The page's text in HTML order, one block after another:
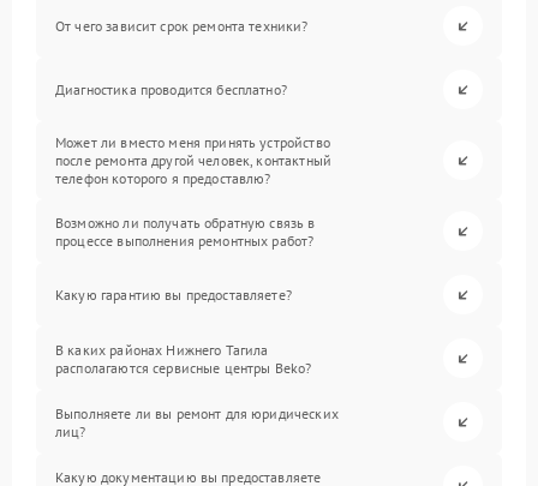
От чего зависит срок ремонта техники?
Диагностика проводится бесплатно?
Может ли вместо меня принять устройство
после ремонта другой человек, контактный
телефон которого я предоставлю?
Возможно ли получать обратную связь в
процессе выполнения ремонтных работ?
Какую гарантию вы предоставляете?
В каких районах Нижнего Тагила
располагаются сервисные центры Beko?
Выполняете ли вы ремонт для юридических
лиц?
Какую документацию вы предоставляете